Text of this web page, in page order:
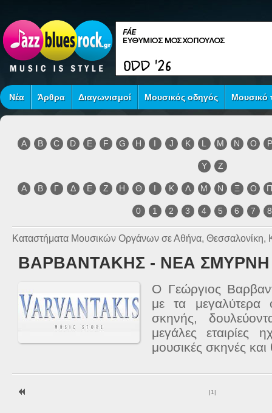
Νέα Άρθρα Διαγωνισμοί Μουσικός οδηγός Μουσικό
A B C D E F G H I J K L M N O P
Y Z
Α Β Γ Δ Ε Ζ Η Θ Ι Κ Λ Μ Ν Ξ Ο
0 1 2 3 4 5 6 7 8
Καταστήματα Μουσικών Οργάνων σε Αθήνα, Θεσσαλονίκη,
ΒΑΡΒΑΝΤΑΚΗΣ - ΝΕΑ ΣΜΥΡΝΗ
Ο Γεώργιος
με τα μεγαλύτερα
σκηνής,
μεγάλες εταιρίες
μουσικές σκηνές
|1 |